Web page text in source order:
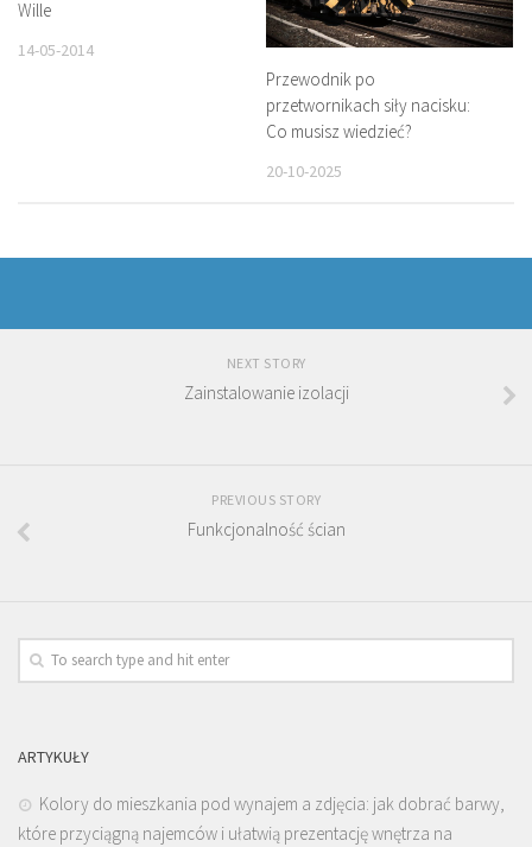
Wille
14-05-2014
Przewodnik po
przetwornikach siły nacisku:
Co musisz wiedzieć?
20-10-2025
NEXT STORY
Zainstalowanie izolacji
PREVIOUS STORY
Funkcjonalność ścian
ARTYKUŁY
Kolory do mieszkania pod wynajem a zdjęcia: jak dobrać barwy,
które przyciągną najemców i ułatwią prezentację wnętrza na